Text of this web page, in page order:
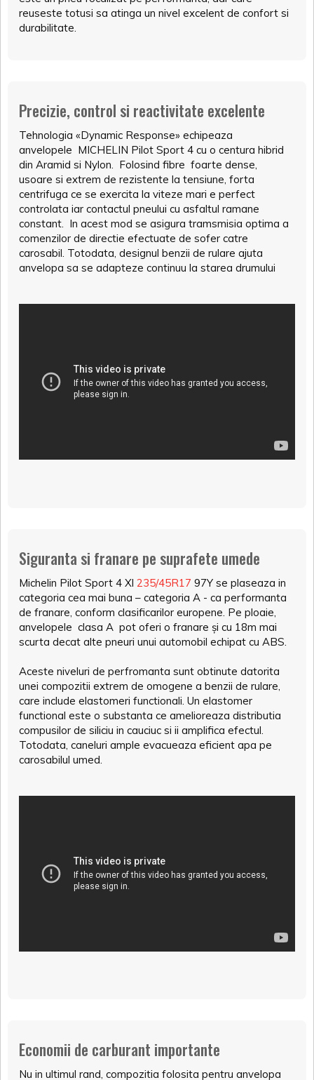
reuseste totusi sa atinga un nivel excelent de confort si
durabilitate.
Precizie, control si reactivitate excelente
Tehnologia «Dynamic Response» echipeaza
anvelopele MICHELIN Pilot Sport 4 cu o centura hibrid
din Aramid si Nylon. Folosind fibre foarte dense,
usoare si extrem de rezistente la tensiune, forta
centrifuga ce se exercita la viteze mari e perfect
controlata iar contactul pneului cu asfaltul ramane
constant. In acest mod se asigura tramsmisia optima a
comenzilor de directie efectuate de sofer catre
carosabil. Totodata, designul benzii de rulare ajuta
anvelopa sa se adapteze continuu la starea drumului
Siguranta si franare pe suprafete umede
Michelin Pilot Sport 4 Xl 235/45R17 97Y se plaseaza in
categoria cea mai buna – categoria A - ca performanta
de franare, conform clasificarilor europene. Pe ploaie,
anvelopele clasa A pot oferi o franare și cu 18m mai
scurta decat alte pneuri unui automobil echipat cu ABS.
Aceste niveluri de perfromanta sunt obtinute datorita
unei compozitii extrem de omogene a benzii de rulare,
care include elastomeri functionali. Un elastomer
functional este o substanta ce amelioreaza distributia
compusilor de siliciu in cauciuc si ii amplifica efectul.
Totodata, caneluri ample evacueaza eficient apa pe
carosabilul umed.
Economii de carburant importante
Nu in ultimul rand, compozitia folosita pentru anvelopa